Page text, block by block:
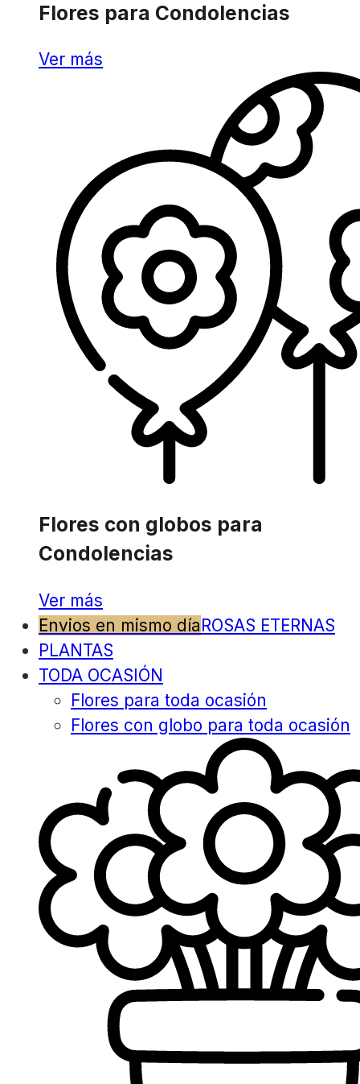
Flores para Condolencias
Ver más
Flores con globos para
Condolencias
Ver más
Envios en mismo díaROSAS ETERNAS
PLANTAS
TODA OCASIÓN
Flores para toda ocasión
Flores con globo para toda ocasión